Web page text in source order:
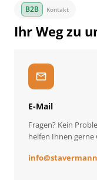
Kontakt
Ihr Weg zu
mail
E-Mail
Fragen? Kein
helfen Ihnen gerne
info@